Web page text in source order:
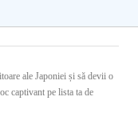
ale Japoniei și să devii o
captivant pe lista ta de